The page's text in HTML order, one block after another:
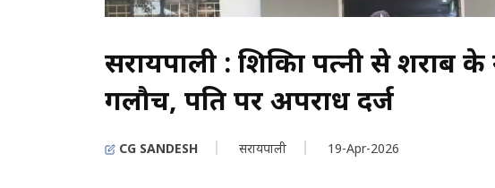
सरायपाली : शिक्षिका पत्नी से
गलौच, पति पर अपराध दर्ज
CG SANDESH सरायपाली 19-Apr-2026